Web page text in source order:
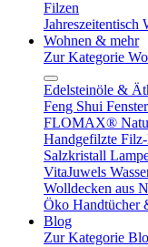
Filzen
Jahreszeitentisch
Wohnen & mehr
Zur Kategorie
Edelsteinöle &
Feng Shui
FLOMAX®
Handgefilzte
Salzkristall
VitaJuwels
Wolldecken aus
Öko Handtücher
Blog
Zur Kategorie